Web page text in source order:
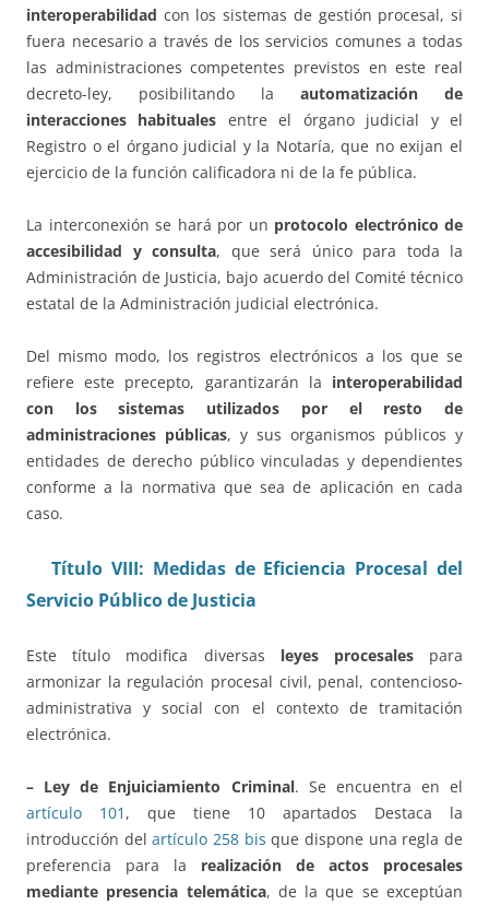
interoperabilidad con los sistemas de gestión procesal, si
fuera necesario a través de los servicios comunes a todas
las administraciones competentes previstos en este real
decreto-ley, posibilitando la automatización de
interacciones habituales entre el órgano judicial y el
Registro o el órgano judicial y la Notaría, que no exijan el
ejercicio de la función calificadora ni de la fe pública.
La interconexión se hará por un protocolo electrónico de
accesibilidad y consulta, que será único para toda la
Administración de Justicia, bajo acuerdo del Comité técnico
estatal de la Administración judicial electrónica.
Del mismo modo, los registros electrónicos a los que se
refiere este precepto, garantizarán la interoperabilidad
con los sistemas utilizados por el resto de
administraciones públicas, y sus organismos públicos y
entidades de derecho público vinculadas y dependientes
conforme a la normativa que sea de aplicación en cada
caso.
Título VIII: Medidas de Eficiencia Procesal del
Servicio Público de Justicia
Este título modifica diversas leyes procesales para
armonizar la regulación procesal civil, penal, contencioso-
administrativa y social con el contexto de tramitación
electrónica.
– Ley de Enjuiciamiento Criminal. Se encuentra en el
artículo 101 , que tiene 10 apartados Destaca la
introducción delartículo 258 bis que dispone una regla de
preferencia para la realización de actos procesales
mediante presencia telemática, de la que se exceptúan